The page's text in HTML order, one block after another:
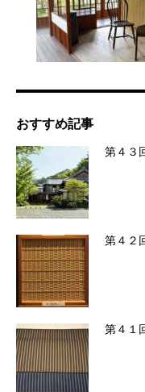
おすすめ記事
第４３
第４２
第４１